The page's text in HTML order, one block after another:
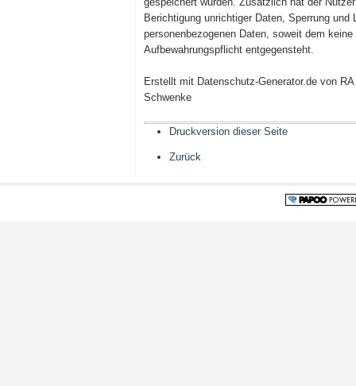
Berichtigung unrichtiger Daten, Sperrung und
personenbezogenen Daten, soweit dem
Aufbewahrungspflicht entgegensteht.
Erstellt mit Datenschutz-Generator.de von
Schwenke
Druckversion dieser Seite
Zurück